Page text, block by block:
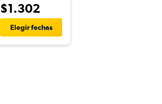
$1.302
Elegir fechas